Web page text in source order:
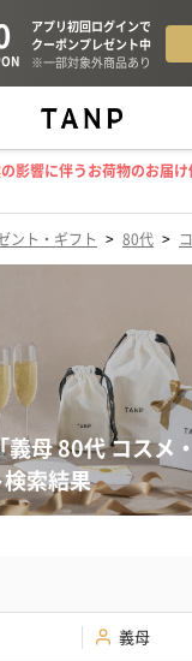
影響に伴うお荷物のお届
ント・ギフト > 80代 >
義母 80代 コスメ
索結果
義母